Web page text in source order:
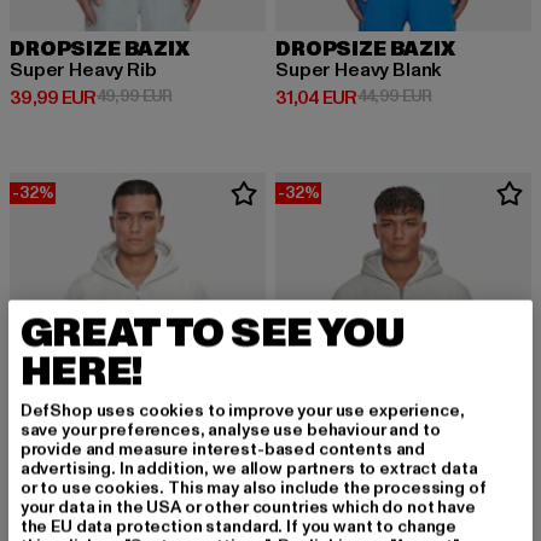
DROPSIZE BAZIX
Super Heavy Rib
39,99 EUR
Derzeitiger Preis: 39,99 EUR
49,99 EURAktionspreis: 49,99 EUR
DROPSIZE BAZIX
Super Heavy Blank
31,04 EUR
Derzeitiger Preis: 31,04 EUR
44,99 EURAktionspreis:
-32%
DROPSIZE BAZIX
-32%
DROPSIZE BAZIX
GREAT TO SEE YOU
HERE!
DefShop uses cookies to improve your use experience,
save your preferences, analyse use behaviour and to
provide and measure interest-based contents and
advertising. In addition, we allow partners to extract data
or to use cookies. This may also include the processing of
your data in the USA or other countries which do not have
the EU data protection standard. If you want to change